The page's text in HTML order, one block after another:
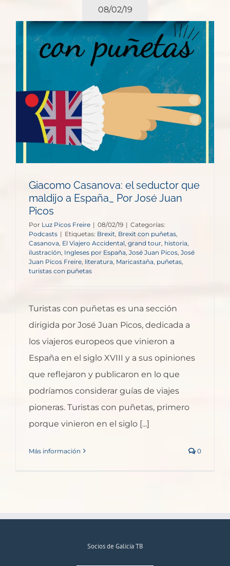
08/02/19
Giacomo Casanova: el seductor que
maldijo a España_ Por José Juan
Picos
Por Luz Picos Freire | 08/02/19 | Categorías:
Podcasts | Etiquetas: Brexit Brexit con puñetas
Casanova, El Viajero Accidental grand tour historia
ilustración, Ingleses por España José Juan Picos José
Juan Picos Freire literatura Maricastaña puñetas
turistas con puñetas
Turistas con puñetas es una sección
dirigida por José Juan Picos, dedicada a
los viajeros europeos que vinieron a
España en el siglo XVIII y a sus opiniones
que reflejaron y publicaron en lo que
podríamos considerar guías de viajes
pioneras. Turistas con puñetas, primero
porque vinieron en el siglo [...]
Más información 0
Socios de Galicia TB